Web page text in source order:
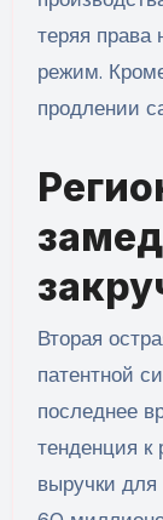
теряя
режим.
продлении
Вторая
патентной
последнее
тенденция к
выручки